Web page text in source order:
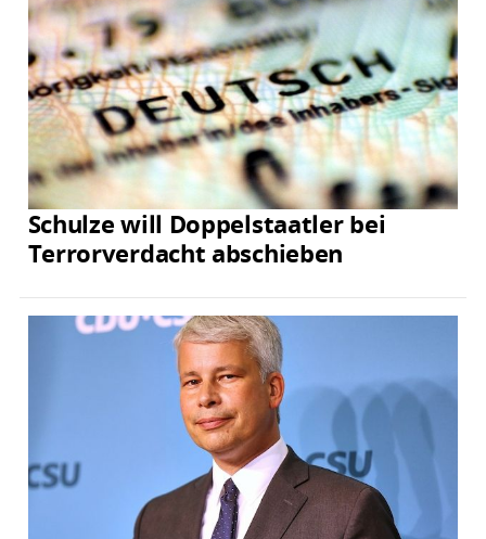
Schulze will Doppelstaatler bei
Terrorverdacht abschieben